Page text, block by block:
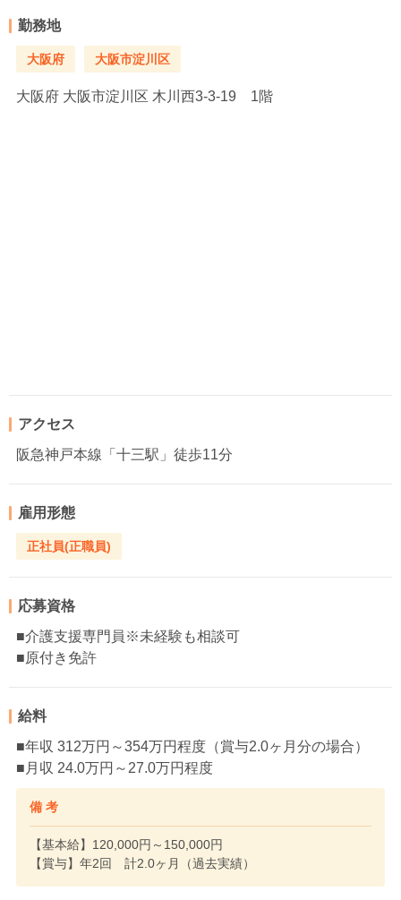
勤務地
大阪府 大阪市淀川区
大阪府 大阪市淀川区 木川西3-3-19 1階
アクセス
阪急神戸本線「十三駅」徒歩11分
雇用形態
正社員(正職員)
応募資格
■介護支援専門員※未経験も相談可
■原付き免許
給料
■年収 312万円～354万円程度（賞与2.0ヶ月分の場合）
■月収 24.0万円～27.0万円程度
備 考
【基本給】120,000円～150,000円
【賞与】年2回 計2.0ヶ月（過去実績）